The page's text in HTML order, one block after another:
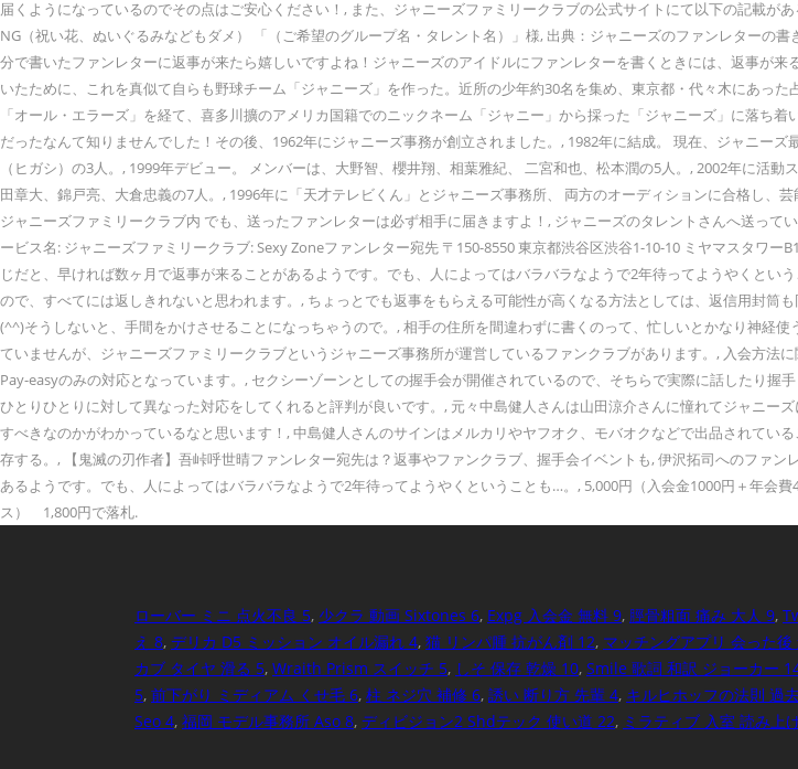
届くようになっているのでその点はご安心ください！, また、ジャニーズファミリークラブの公式サイトにて以下の記載
NG（祝い花、ぬいぐるみなどもダメ） 「（ご希望のグループ名・タレント名）」様, 出典：ジャニーズのファンレターの
分で書いたファンレターに返事が来たら嬉しいですよね！ジャニーズのアイドルにファンレターを書くときには、返事が
いたために、これを真似て自らも野球チーム「ジャニーズ」を作った。近所の少年約30名を集め、東京都・代々木にあっ
「オール・エラーズ」を経て、喜多川擴のアメリカ国籍でのニックネーム「ジャニー」から採った「ジャニーズ」に落ち
だったなんて知りませんでした！その後、1962年にジャニーズ事務が創立されました。, 1982年に結成。 現在、ジャニー
（ヒガシ）の3人。, 1999年デビュー。 メンバーは、大野智、櫻井翔、相葉雅紀、 二宮和也、松本潤の5人。, 2002年に活
田章大、錦戸亮、大倉忠義の7人。, 1996年に「天才テレビくん」とジャニーズ事務所、 両方のオーディションに合格し、
ジャニーズファミリークラブ内 でも、送ったファンレターは必ず相手に届きますよ！, ジャニーズのタレントさんへ送っ
ービス名: ジャニーズファミリークラブ: Sexy Zoneファンレター宛先 〒150-8550 東京都渋谷区渋谷1-10-10 ミヤマスタワ
じだと、早ければ数ヶ月で返事が来ることがあるようです。でも、人によってはバラバラなようで2年待ってようやくと
ので、すべてには返しきれないと思われます。, ちょっとでも返事をもらえる可能性が高くなる方法としては、返信用封
(^^)そうしないと、手間をかけさせることになっちゃうので。, 相手の住所を間違わずに書くのって、忙しいとかなり神経
ていませんが、ジャニーズファミリークラブというジャニーズ事務所が運営しているファンクラブがあります。, 入会方
Pay-easyのみの対応となっています。, セクシーゾーンとしての握手会が開催されているので、そちらで実際に話したり握
ひとりひとりに対して異なった対応をしてくれると評判が良いです。, 元々中島健人さんは山田涼介さんに憧れてジャニ
すべきなのかがわかっているなと思います！, 中島健人さんのサインはメルカリやヤフオク、モバオクなどで出品されて
存する。, 【鬼滅の刃作者】吾峠呼世晴ファンレター宛先は？返事やファンクラブ、握手会イベントも, 伊沢拓司へのファ
あるようです。でも、人によってはバラバラなようで2年待ってようやくということも…。, 5,000円（入会金1000円＋年
ス） 1,800円で落札.
ローバー ミニ 点火不良 5, 少クラ 動画 Sixtones 6, Expg 入会金 無料 9, 脛骨粗面 痛み 大人 9,
え 8, デリカ D5 ミッション オイル漏れ 4, 猫 リンパ腫 抗がん剤 12, マッチングアプリ 会った後
カブ タイヤ 滑る 5, Wraith Prism スイッチ 5, しそ 保存 乾燥 10, Smile 歌詞 和訳 ジョーカー
5, 前下がり ミディアム くせ毛 6, 柱 ネジ穴 補修 6, 誘い 断り方 先輩 4, キルヒホッフの法則 過
Seo 4, 福岡 モデル事務所 Aso 8, ディビジョン2 Shdテック 使い道 22, ミラティブ 入室 読み上